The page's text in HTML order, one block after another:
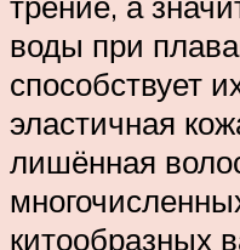
воды при
способствует
эластичная
лишённая
китообразных